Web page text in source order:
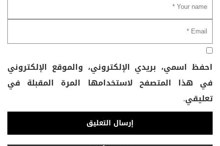
احفظ اسمي، بريدي الإلكتروني، والموقع الإلكتروني
في هذا المتصفح لاستخدامها المرة المقبلة في
تعليقي.